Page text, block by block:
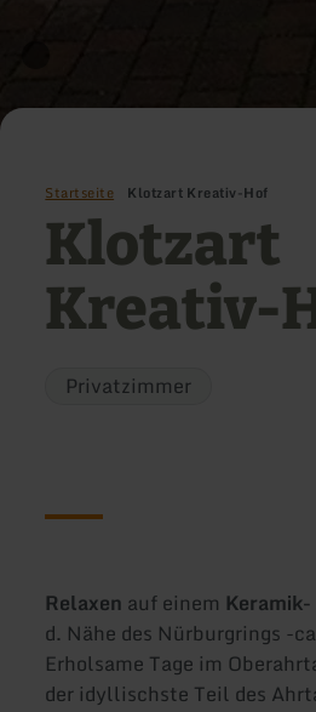
Startseite Klotzart Kreativ-Hof
Klotzart
Kreativ-
Privatzimmer
Relaxen auf einem
d. Nähe des Nürburgrings -
Erholsame Tage im
der idyllischste Teil des